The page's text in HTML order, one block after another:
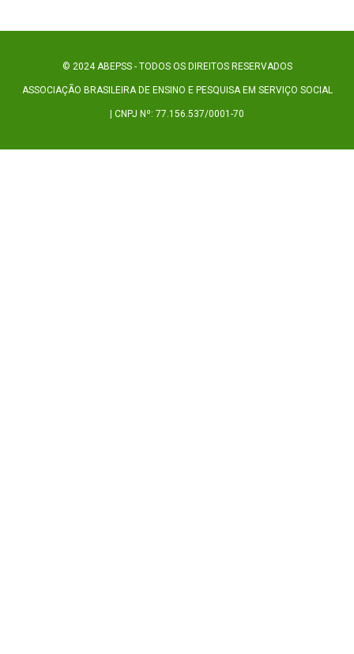
© 2024 ABEPSS - TODOS OS DIREITOS RESERVADOS
ASSOCIAÇÃO BRASILEIRA DE ENSINO E PESQUISA EM SERVIÇO SOCIAL
| CNPJ Nº: 77.156.537/0001-70